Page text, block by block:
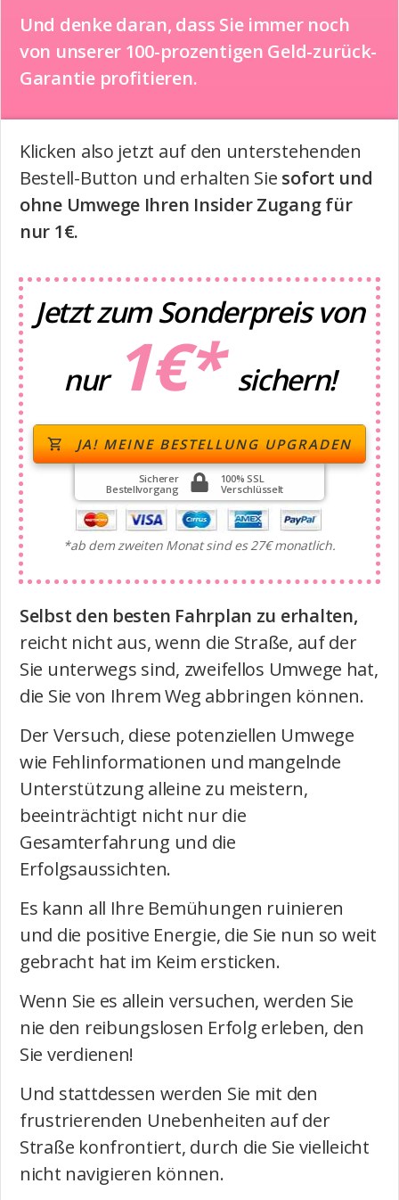
Und denke daran, dass Sie immer noch
von unserer 100-prozentigen Geld-zurück-
Garantie profitieren.
Klicken also jetzt auf den unterstehenden
Bestell-Button und erhalten Sie sofort und
ohne Umwege Ihren Insider Zugang für
nur 1€.
Jetzt zum Sonderpreis von
nur 1€* sichern!
JA! MEINE BESTELLUNG UPGRADEN
Sicherer
Bestellvorgang
100% SSL
Verschlüsselt
*ab dem zweiten Monat sind es 27€ monatlich.
Selbst den besten Fahrplan zu erhalten,
reicht nicht aus, wenn die Straße, auf der
Sie unterwegs sind, zweifellos Umwege hat,
die Sie von Ihrem Weg abbringen können.
Der Versuch, diese potenziellen Umwege
wie Fehlinformationen und mangelnde
Unterstützung alleine zu meistern,
beeinträchtigt nicht nur die
Gesamterfahrung und die
Erfolgsaussichten.
Es kann all Ihre Bemühungen ruinieren
und die positive Energie, die Sie nun so weit
gebracht hat im Keim ersticken.
Wenn Sie es allein versuchen, werden Sie
nie den reibungslosen Erfolg erleben, den
Sie verdienen!
Und stattdessen werden Sie mit den
frustrierenden Unebenheiten auf der
Straße konfrontiert, durch die Sie vielleicht
nicht navigieren können.